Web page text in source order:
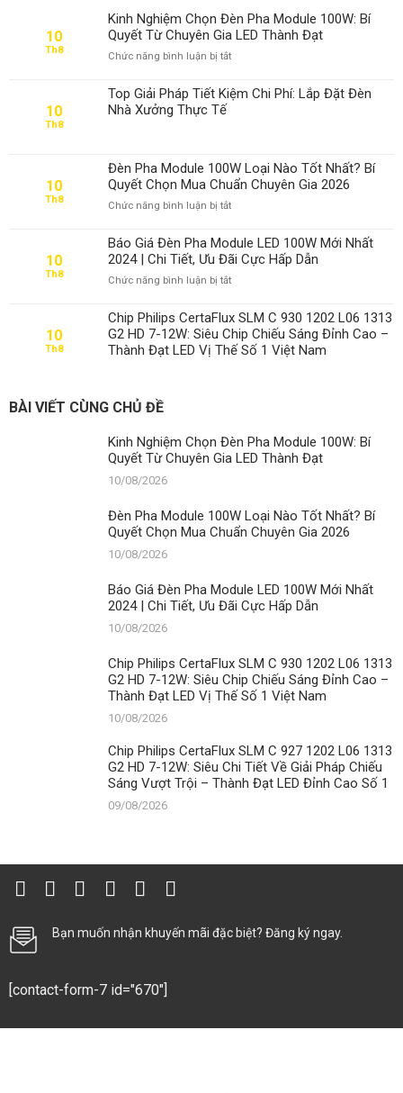
10
Th8
Kinh Nghiệm Chọn Đèn Pha Module 100W: Bí
Quyết Từ Chuyên Gia LED Thành Đạt
Chức năng bình luận bị tắtở
Nghiệm
Chọn
100W:
Bí
Quyết
Từ
Gia
LED
Thành
Đạt
10
Th8
Top Giải Pháp Tiết Kiệm Chi Phí: Lắp Đặt Đèn
Nhà Xưởng Thực Tế
10
Th8
Đèn Pha Module 100W Loại Nào Tốt Nhất? Bí
Quyết Chọn Mua Chuẩn Chuyên Gia 2026
Chức năng bình luận bị tắtở
Module
100W
Loại
Tốt
Nhất?
Bí
Quyết
2026
10
Th8
Báo Giá Đèn Pha Module LED 100W Mới Nhất
2024 | Chi Tiết, Ưu Đãi Cực Hấp Dẫn
Chức năng bình luận bị tắtở
Đèn
Pha
Module
|
Chi
Đãi
Cực
Hấp
10
Th8
Chip Philips CertaFlux SLM C 930 1202 L06 1313
G2 HD 7-12W: Siêu Chip Chiếu Sáng Đỉnh Cao –
Thành Đạt LED Vị Thế Số 1 Việt Nam
BÀI VIẾT CÙNG CHỦ ĐỀ
Kinh Nghiệm Chọn Đèn Pha Module 100W: Bí
Quyết Từ Chuyên Gia LED Thành Đạt
10/08/2026
Đèn Pha Module 100W Loại Nào Tốt Nhất? Bí
Quyết Chọn Mua Chuẩn Chuyên Gia 2026
10/08/2026
Báo Giá Đèn Pha Module LED 100W Mới Nhất
2024 | Chi Tiết, Ưu Đãi Cực Hấp Dẫn
10/08/2026
Chip Philips CertaFlux SLM C 930 1202 L06 1313
G2 HD 7-12W: Siêu Chip Chiếu Sáng Đỉnh Cao –
Thành Đạt LED Vị Thế Số 1 Việt Nam
10/08/2026
Chip Philips CertaFlux SLM C 927 1202 L06 1313
G2 HD 7-12W: Siêu Chi Tiết Về Giải Pháp Chiếu
Sáng Vượt Trội – Thành Đạt LED Đỉnh Cao Số 1
09/08/2026
Bạn muốn nhận khuyến mãi đặc biệt? Đăng ký ngay.
[contact-form-7 id="670"]